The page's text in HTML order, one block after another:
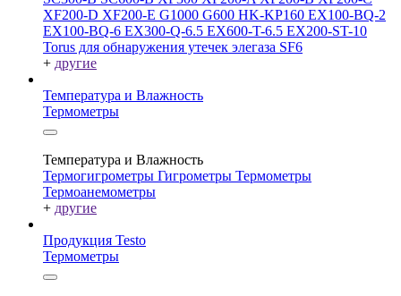
XF200-D XF200-E G1000 G600 HK-KP160 EX100-BQ-2
EX100-BQ-6 EX300-Q-6.5 EX600-T-6.5 EX200-ST-10
Torus для обнаружения утечек элегаза SF6
+ другие
Температура и Влажность
Термометры
Температура и Влажность
Термогигрометры Гигрометры Термометры
Термоанемометры
+ другие
Продукция Testo
Термометры